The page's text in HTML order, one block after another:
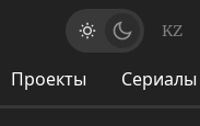
KZ
Проекты Сериалы